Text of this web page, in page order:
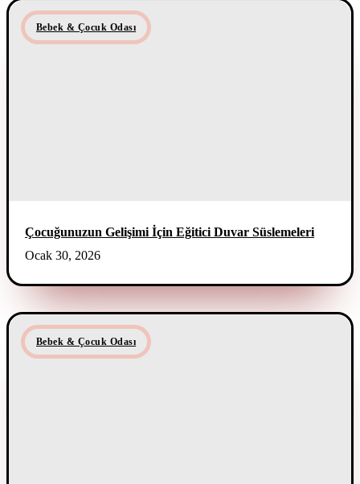
Bebek & Çocuk Odası
Çocuğunuzun Gelişimi İçin Eğitici Duvar Süslemeleri
Ocak 30, 2026
Bebek & Çocuk Odası